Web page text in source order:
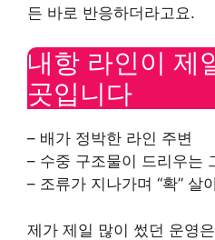
든 바로 반응하더라고요.
내항 라인이 제
곳입니다
– 배가 정박한 라인 주변
– 수중 구조물이 드리우는
– 조류가 지나가며 “확” 살
제가 제일 많이 썼던 운영